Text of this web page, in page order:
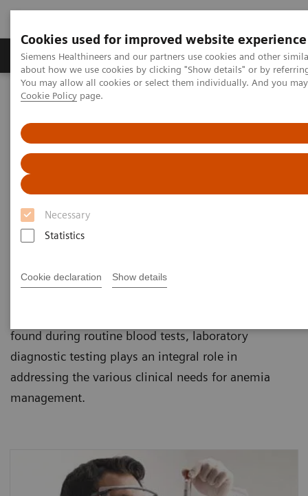
Cookies used for improved website experience
Siemens Healthineers and our partners use cookies and other
about how we use cookies by clicking "Show details" or by
You may allow all cookies or select them individually. And you
Cookie Policy page.
Necessary
Statistics
Cookie declaration Show details
Produtos e serviços Especialidades Clínicas e
Siemens Healthineers Brasil
Anemia
1.62 billion people – 24.8% of the world’s
population are anemic
by infectious diseases, placing a significant health
found during routine blood tests, laboratory
diagnostic testing plays an integral role in
addressing the various clinical needs for anemia
management.